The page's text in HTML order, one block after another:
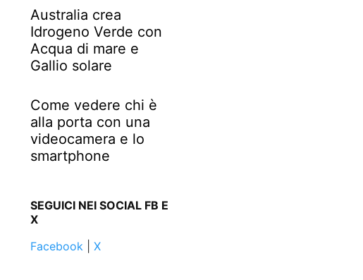
Australia crea
Idrogeno Verde con
Acqua di mare e
Gallio solare
Come vedere chi è
alla porta con una
videocamera e lo
smartphone
SEGUICI NEI SOCIAL FB E
X
Facebook| X